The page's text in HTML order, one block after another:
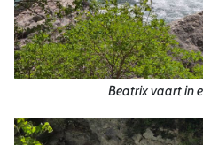
Beatrix vaart in